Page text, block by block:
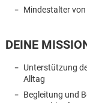
Mindestalter
DEINE
Unterstützung
Alltag
Begleitung und